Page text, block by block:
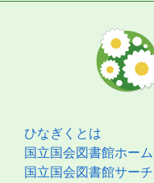
ひなぎくとは
国立国会図書館ホー
国立国会図書館サーチ